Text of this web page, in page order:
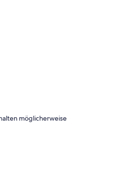
Es können dabei
möglicherweise